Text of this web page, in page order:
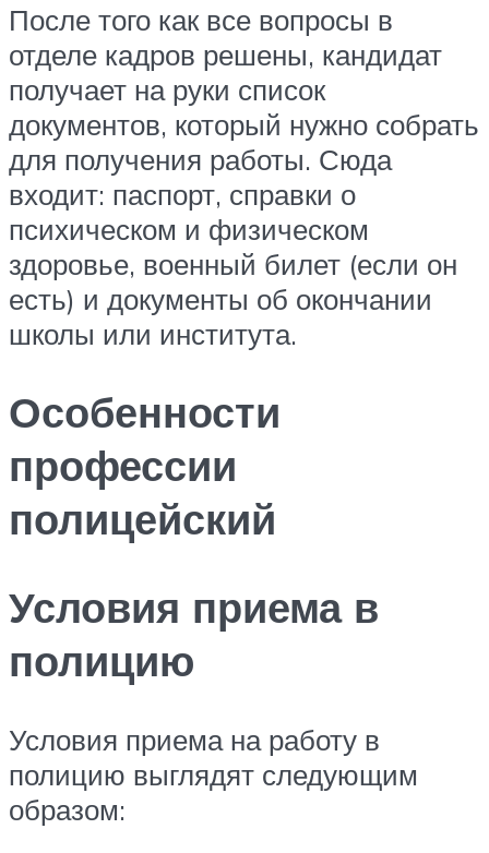
После того как все вопросы в
отделе кадров решены, кандидат
получает на руки список
документов, который нужно собрать
для получения работы. Сюда
входит: паспорт, справки о
психическом и физическом
здоровье, военный билет (если он
есть) и документы об окончании
школы или института.
Особенности
профессии
полицейский
Условия приема в
полицию
Условия приема на работу в
полицию выглядят следующим
образом: